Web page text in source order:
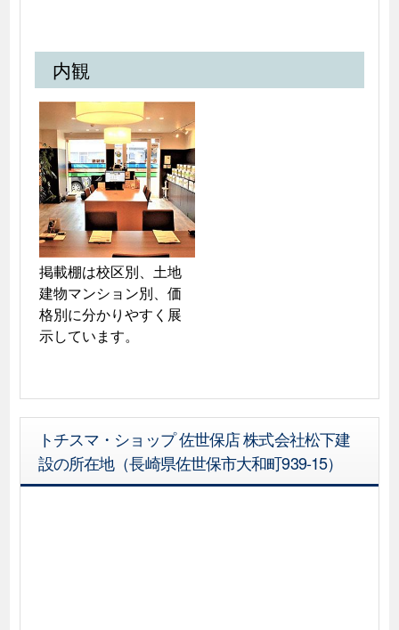
内観
掲載棚は校区別、土地
建物マンション別、価
格別に分かりやすく展
示しています。
トチスマ・ショップ 佐世保店 株式会社松下建
設の所在地（長崎県佐世保市大和町939-15）